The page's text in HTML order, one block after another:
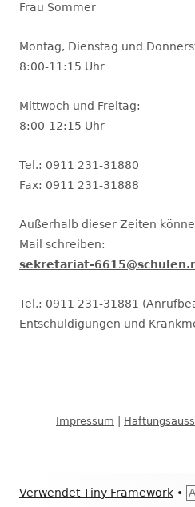
Frau Sommer
Montag, Dienstag und
8:00-11:15 Uhr
Mittwoch und Freitag:
8:00-12:15 Uhr
Tel.: 0911 231-31880
Fax: 0911 231-31888
Außerhalb dieser Zeiten
Mail schreiben:
sekretariat-
Tel.: 0911 231-31881
Entschuldigungen und
Impressum
Footer
VerwendetTiny Framework •